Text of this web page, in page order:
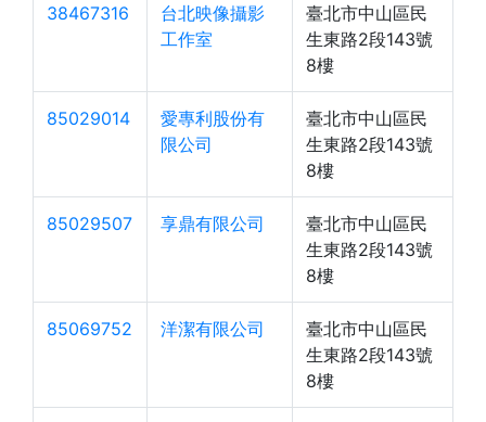
38467316
台北映像攝影
工作室
臺北市中山區民
生東路2段143號
8樓
85029014
愛專利股份有
限公司
臺北市中山區民
生東路2段143號
8樓
85029507 享鼎有限公司
臺北市中山區民
生東路2段143號
8樓
85069752 洋潔有限公司
臺北市中山區民
生東路2段143號
8樓